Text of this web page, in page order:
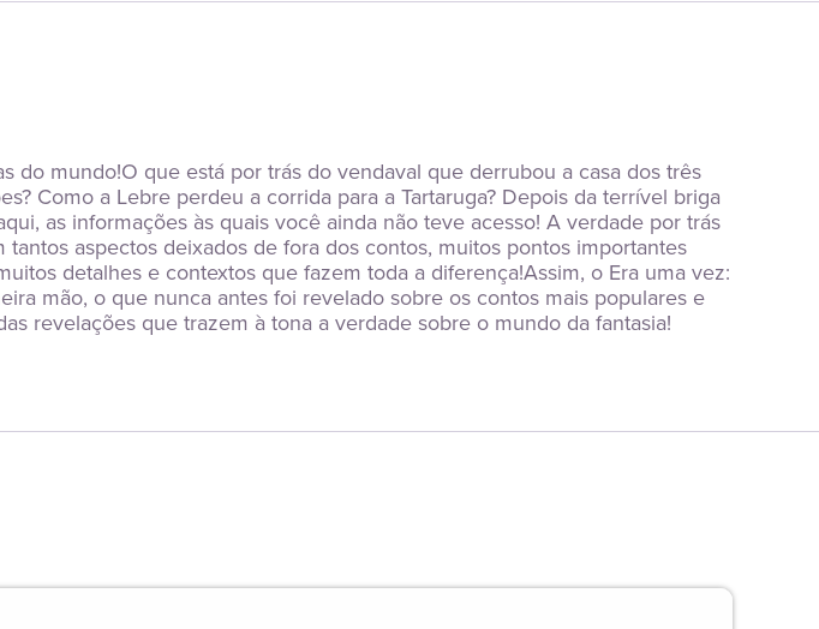
do mundo!O que está por trás do vendaval que derrubou a casa dos três
Como a Lebre perdeu a corrida para a Tartaruga? Depois da terrível briga
as informações às quais você ainda não teve acesso! A verdade por trás
aspectos deixados de fora dos contos, muitos pontos importantes
detalhes e contextos que fazem toda a diferença!Assim, o Era uma vez:
mão, o que nunca antes foi revelado sobre os contos mais populares e
revelações que trazem à tona a verdade sobre o mundo da fantasia!